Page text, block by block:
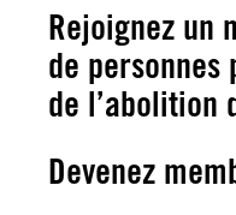
Rejoignez un
de
de l’abolition
Devenez